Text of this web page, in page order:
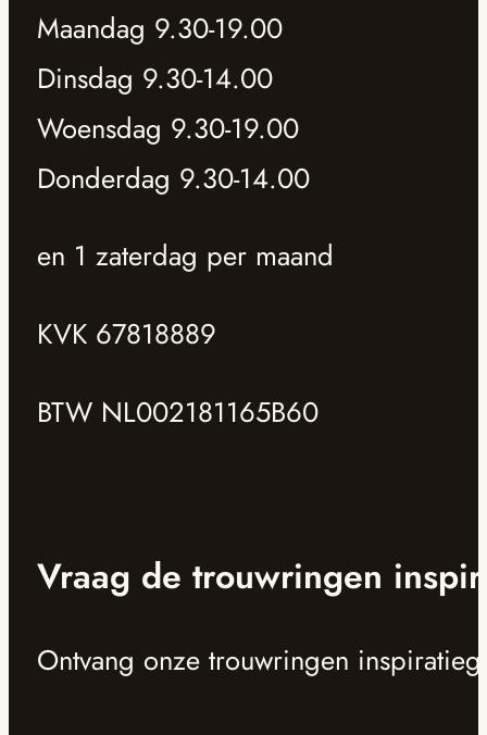
Maandag 9.30-19.00
Dinsdag 9.30-14.00
Woensdag 9.30-19.00
Donderdag 9.30-14.00
en 1 zaterdag per maand
KVK 67818889
BTW NL002181165B60
Vraag de trouwringen
Ontvang onze trouwringen